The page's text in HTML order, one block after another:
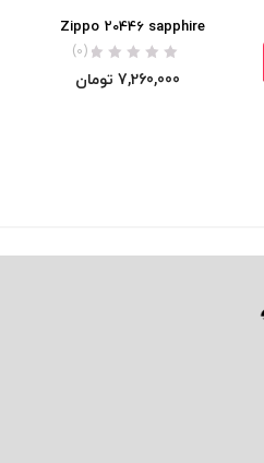
Zippo 20446 sapphire
(0)
7,260,000 تومان